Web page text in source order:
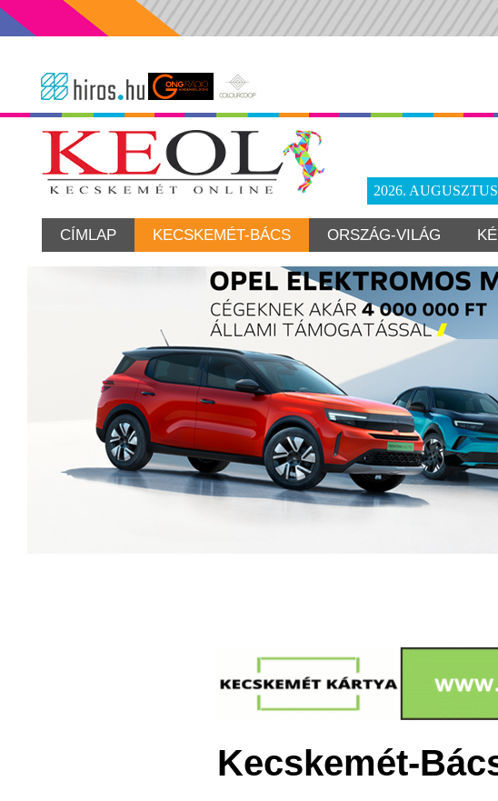
2026.
CÍMLAP KECSKEMÉT-BÁCS ORSZÁG-VILÁG
Kecskemét-